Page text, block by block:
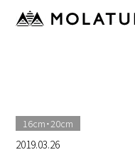
HOME bestpotのレシピ
16cm・20cm
2019.03.26